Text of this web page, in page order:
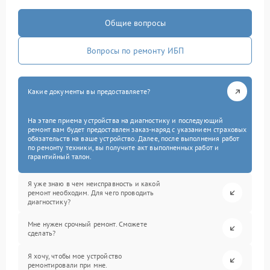
Общие вопросы
Вопросы по ремонту ИБП
Какие документы вы предоставляете?
На этапе приема устройства на диагностику и последующий
ремонт вам будет предоставлен заказ-наряд с указанием страховых
обязательств на ваше устройство. Далее, после выполнения работ
по ремонту техники, вы получите акт выполненных работ и
гарантийный талон.
Я уже знаю в чем неисправность и какой
ремонт необходим. Для чего проводить
диагностику?
Мне нужен срочный ремонт. Сможете
сделать?
Я хочу, чтобы мое устройство
ремонтировали при мне.